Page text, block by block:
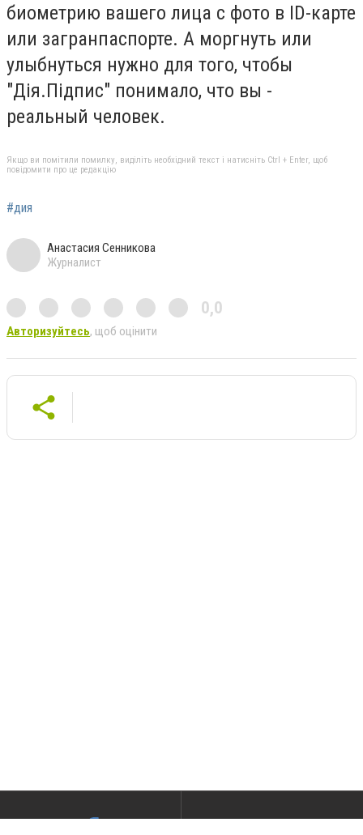
биометрию вашего лица с фото в ID-карте
или загранпаспорте. А моргнуть или
улыбнуться нужно для того, чтобы
"Дія.Підпис" понимало, что вы -
реальный человек.
Якщо ви помітили помилку, виділіть необхідний текст і натисніть Ctrl + Enter, щоб
повідомити про це редакцію
#дия
Анастасия Сенникова
Журналист
0,0
Авторизуйтесь, щоб оцінити